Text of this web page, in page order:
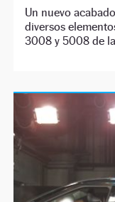
Un nuevo
diversos
3008 y 5008 de